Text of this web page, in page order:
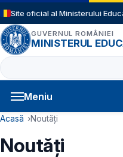
Sari la conținutul principal
Site oficial al Ministerului
GUVERNUL ROMÂNIEI
MINISTERUL
Caută
Meniu
Navigație principală
Cale de navigare
Acasă Noutăți
Noutăți